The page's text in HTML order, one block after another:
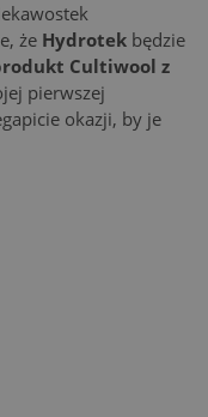
że Hydrotek będzie
Cultiwool z
pierwszej
okazji, by je